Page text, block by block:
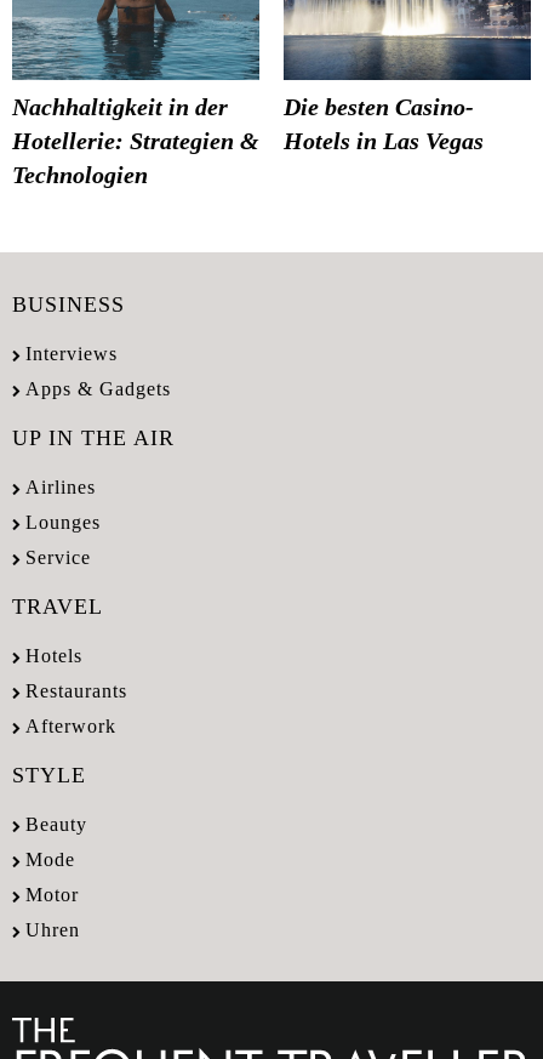
Nachhaltigkeit in der
Hotellerie: Strategien &
Technologien
Die besten Casino-
Hotels in Las Vegas
BUSINESS
Interviews
Apps & Gadgets
UP IN THE AIR
Airlines
Lounges
Service
TRAVEL
Hotels
Restaurants
Afterwork
STYLE
Beauty
Mode
Motor
Uhren